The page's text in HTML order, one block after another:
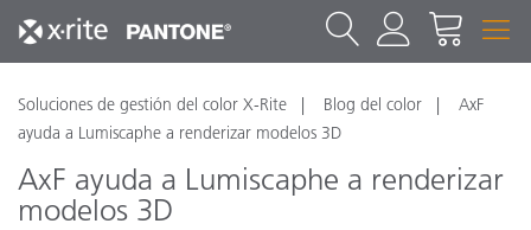
Soluciones de gestión del color X-Rite Blog del color
AxF
ayuda a Lumiscaphe a renderizar modelos 3D
AxF ayuda a Lumiscaphe a renderizar
modelos 3D